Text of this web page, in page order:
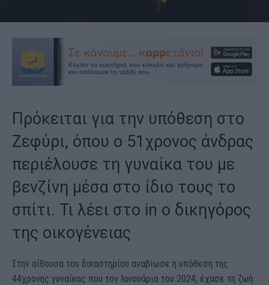
Πρόκειται για την υπόθεση στο
Ζεφύρι, όπου ο 51χρονος άνδρας
περιέλουσε τη γυναίκα του με
βενζίνη μέσα στο ίδιο τους το
σπίτι. Τι λέει στο in ο δικηγόρος
της οικογένειας
Στην αίθουσα του δικαστηρίου αναβίωσε η υπόθεση της
44χρονης γυναίκας που τον Ιανουάριο του 2024, έχασε τη ζωή